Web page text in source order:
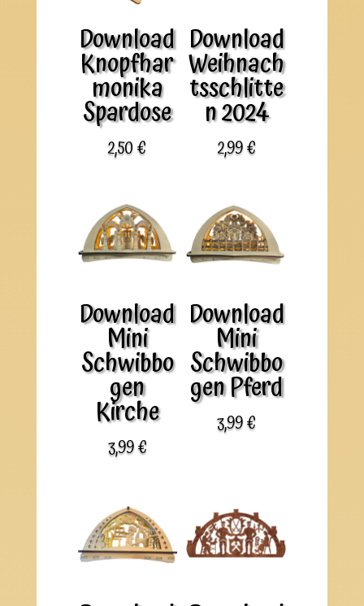
Download
Knopfhar
monika
Spardose
2,50€
Download
Weihnach
tsschlitte
n 2024
2,99€
Download
Mini
Schwibbo
gen
Kirche
3,99€
Download
Mini
Schwibbo
gen Pferd
3,99€